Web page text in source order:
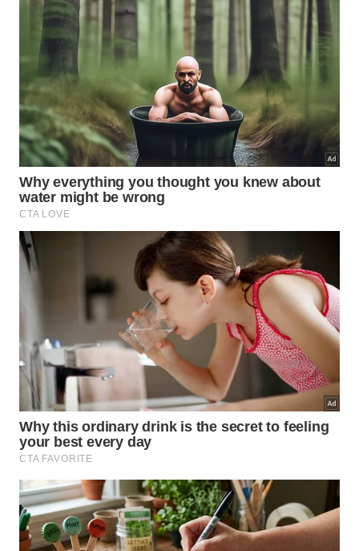
signo vai encontrar um novo romance em
dezembro, mas a astrologia séria aponta limites
claros para esse tipo de previsão. Mapas coletivos
indicam tendências, enquanto o mapa individual
considera Lua, Vênus, Marte, Ascendente e outros
pontos que mudam de pessoa para pessoa.
Não há um signo “garantido” para o amor, e sim
cenários que favorecem encontros, encerramentos
ou amadurecimentos afetivos. Às vezes, o grande
amor do mês é o vínculo consigo mesmo, fechando
algo mais consciente e maduro nos próximos anos.